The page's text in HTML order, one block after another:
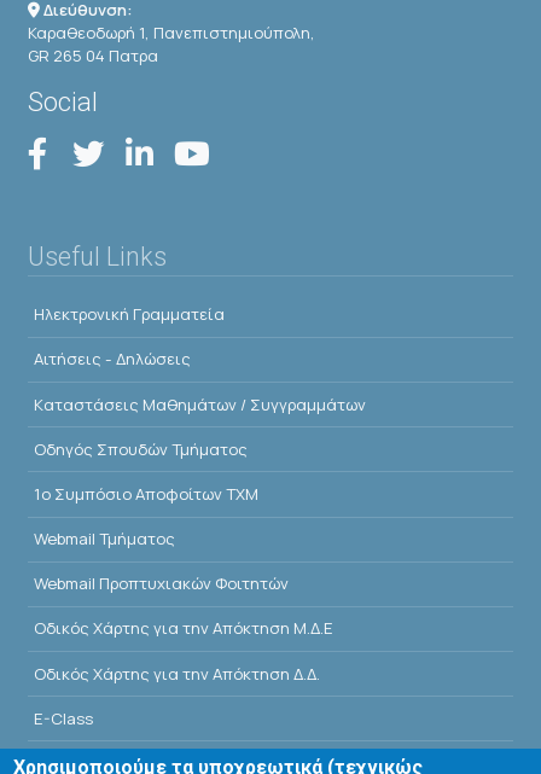
Διεύθυνση:
Καραθεοδωρή 1, Πανεπιστημιούπολη,
GR 265 04 Πατρα
Social
Useful Links
Ηλεκτρονική Γραμματεία
Αιτήσεις - Δηλώσεις
Kαταστάσεις Μαθημάτων / Συγγραμμάτων
Οδηγός Σπουδών Τμήματος
1o Συμπόσιο Αποφοίτων ΤΧΜ
Webmail Τμήματος
Webmail Προπτυχιακών Φοιτητών
Οδικός Χάρτης για την Απόκτηση Μ.Δ.Ε
Οδικός Χάρτης για την Απόκτηση Δ.Δ.
E-Class
Αίθουσες Σεμιναρίων - Πρόγραμμα
Χρησιμοποιούμε τα υποχρεωτικά (τεχνικώς